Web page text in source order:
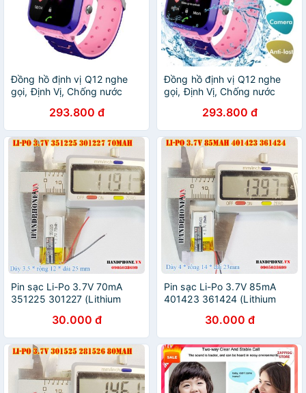
Đồng hồ định vị Q12 nghe
gọi, Định Vị, Chống nước
BH 6 tháng293.800 đ
Đồng hồ định vị Q12 nghe
gọi, Định Vị, Chống nước
BH 6 tháng .293.800 đ
Pin sạc Li-Po 3.7V 70mA
351225 301227 (Lithium
bluetooth, máy ghi âm, khoá
vân tay, định vị GPS
30.000 đ
Pin sạc Li-Po 3.7V 85mA
401423 361424 (Lithium
bluetooth, máy ghi âm, khoá
vân tay, định vị GPS
30.000 đ